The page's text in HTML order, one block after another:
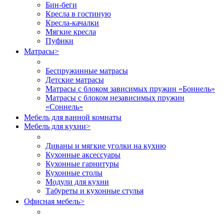
Бин-беги
Кресла в гостиную
Кресла-качалки
Мягкие кресла
Пуфики
Матрасы>
Беспружинные матрасы
Детские матрасы
Матрасы с блоком зависимых пружин «Боннель»
Матрасы с блоком независимых пружин
«Соннель»
Мебель для ванной комнаты
Мебель для кухни>
Диваны и мягкие уголки на кухню
Кухонные аксессуары
Кухонные гарнитуры
Кухонные столы
Модули для кухни
Табуреты и кухонные стулья
Офисная мебель>